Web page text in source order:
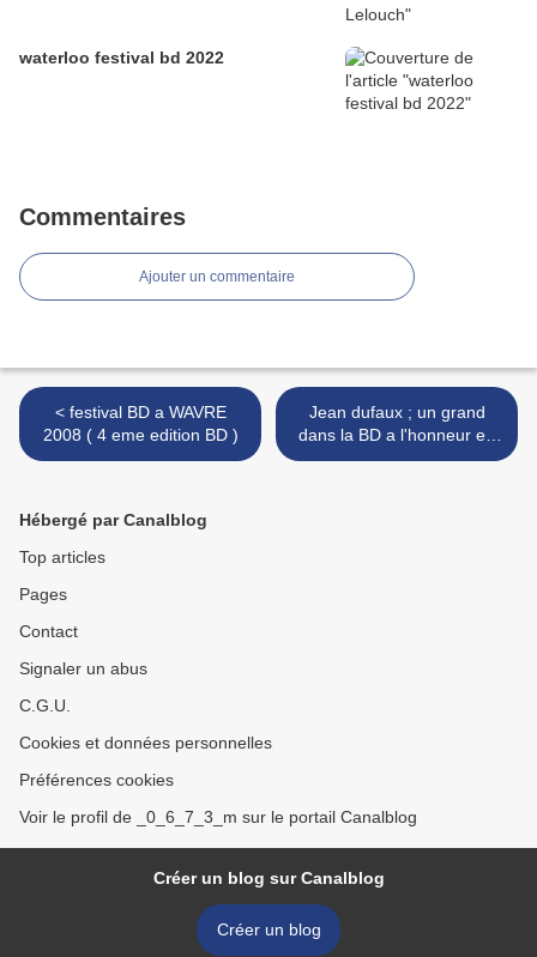
waterloo festival bd 2022
Commentaires
Ajouter un commentaire
< festival BD a WAVRE
2008 ( 4 eme edition BD )
Jean dufaux ; un grand
dans la BD a l'honneur en
2008 >
Hébergé par Canalblog
Top articles
Pages
Contact
Signaler un abus
C.G.U.
Cookies et données personnelles
Préférences cookies
Voir le profil de _0_6_7_3_m sur le portail Canalblog
Créer un blog sur Canalblog
Créer un blog